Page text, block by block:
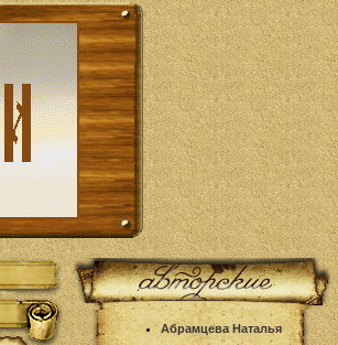
Абрамцева Наталья